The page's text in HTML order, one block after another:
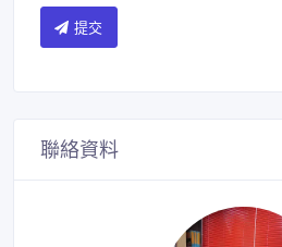
提交
聯絡資料